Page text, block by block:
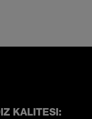
KALITESI: